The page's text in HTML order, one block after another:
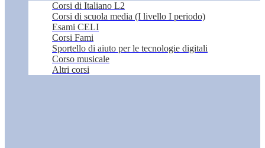
Corsi di Italiano L2
Corsi di scuola media (I livello I periodo)
Esami CELI
Corsi Fami
Sportello di aiuto per le tecnologie digitali
Corso musicale
Altri corsi